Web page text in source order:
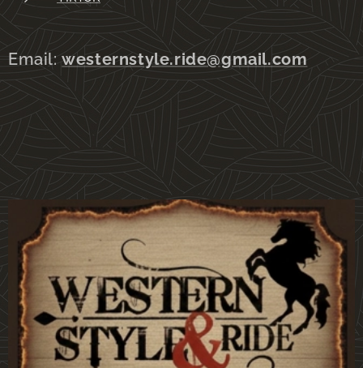
Email:westernstyle.ride@gmail.com